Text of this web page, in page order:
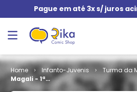
Pague em até 3x s/ juros
Infanto-Juvenis Turma da
Magali - 1ª
Série # 013